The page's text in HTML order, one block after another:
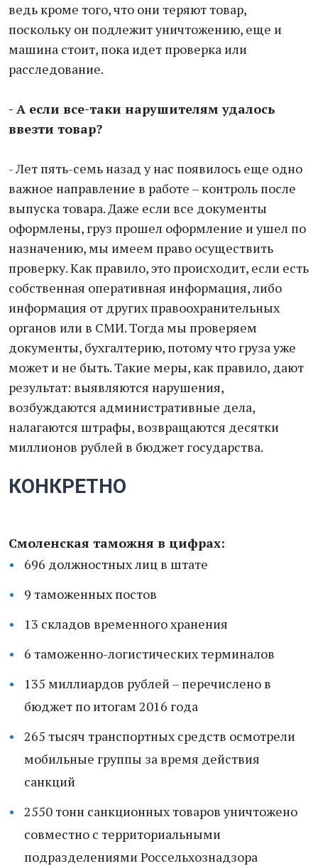
ведь кроме того, что они теряют товар,
поскольку он подлежит уничтожению, еще и
машина стоит, пока идет проверка или
расследование.
- А если все-таки нарушителям удалось
ввезти товар?
- Лет пять-семь назад у нас появилось еще одно
важное направление в работе – контроль после
выпуска товара. Даже если все документы
оформлены, груз прошел оформление и ушел по
назначению, мы имеем право осуществить
проверку. Как правило, это происходит, если есть
собственная оперативная информация, либо
информация от других правоохранительных
органов или в СМИ. Тогда мы проверяем
документы, бухгалтерию, потому что груза уже
может и не быть. Такие меры, как правило, дают
результат: выявляются нарушения,
возбуждаются административные дела,
налагаются штрафы, возвращаются десятки
миллионов рублей в бюджет государства.
КОНКРЕТНО
Смоленская таможня в цифрах:
696 должностных лиц в штате
9 таможенных постов
13 складов временного хранения
6 таможенно-логистических терминалов
135 миллиардов рублей – перечислено в
бюджет по итогам 2016 года
265 тысяч транспортных средств осмотрели
мобильные группы за время действия
санкций
2550 тонн санкционных товаров уничтожено
совместно с территориальными
подразделениями Россельхознадзора